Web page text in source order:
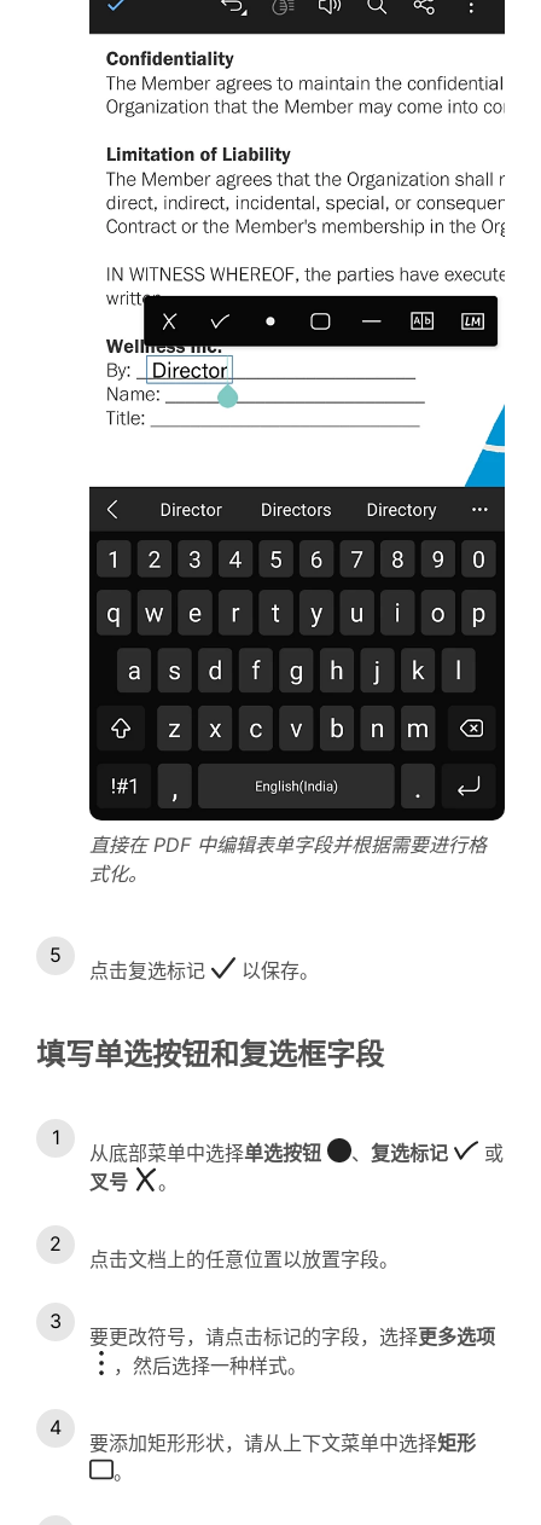
直接在 PDF 中编辑表单字段并根据需要进行格
式化。
点击复选标记 以保存。
填写单选按钮和复选框字段
从底部菜单中选择单选按钮 、 复选标记
或
叉号
。
点击文档上的任意位置以放置字段。
要更改符号，请点击标记的字段，选择更多选项
，然后选择一种样式。
要添加矩形形状，请从上下文菜单中选择矩形
。